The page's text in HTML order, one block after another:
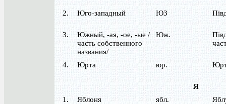
2. Юго-западный ЮЗ
3.
Южный, -ая, -ое, -ые /
часть собственного
названия/
Юж.
4. Юрта юр.
Я
1.
Яблоня ябл.